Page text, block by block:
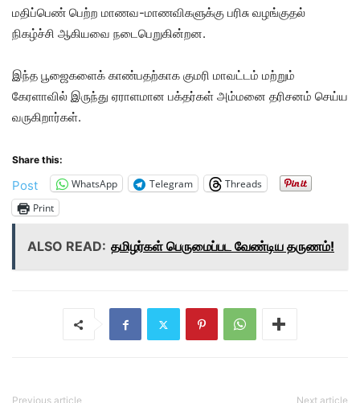
மதிப்பெண் பெற்ற மாணவ-மாணவிகளுக்கு பரிசு வழங்குதல்
நிகழ்ச்சி ஆகியவை நடைபெறுகின்றன.
இந்த பூஜைகளைக் காண்பதற்காக குமரி மாவட்டம் மற்றும்
கேரளாவில் இருந்து ஏராளமான பக்தர்கள் அம்மனை தரிசனம் செய்ய
வருகிறார்கள்.
Share this:
Post WhatsApp Telegram
Threads
Print
ALSO READ: தமிழர்கள் பெருமைப்பட வேண்டிய தருணம்!
Previous article Next article